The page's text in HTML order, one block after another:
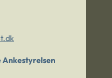
Ankestyrelsen